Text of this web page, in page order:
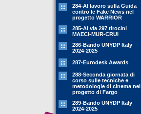
284-Al lavoro sulla Guida
contro le Fake News nel
progetto WARRIOR
285-Al via 297 tirocini
MAECI-MUR-CRUI
286-Bando UNYDP Italy
2024-2025
287-Eurodesk Awards
288-Seconda giornata di
corso sulle tecniche e
metodologie di cinema nel
progetto di Fargo
289-Bando UNYDP Italy
2024-2025